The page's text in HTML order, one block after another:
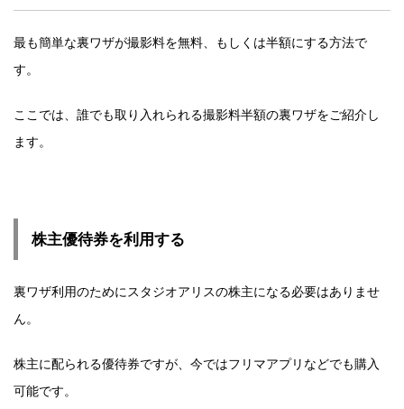
最も簡単な裏ワザが撮影料を無料、もしくは半額にする方法で
す。
ここでは、誰でも取り入れられる撮影料半額の裏ワザをご紹介し
ます。
株主優待券を利用する
裏ワザ利用のためにスタジオアリスの株主になる必要はありませ
ん。
株主に配られる優待券ですが、今ではフリマアプリなどでも購入
可能です。